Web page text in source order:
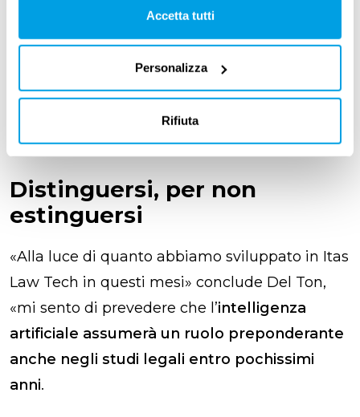
Accetta tutti
Personalizza
Rifiuta
i modelli di intelligenza artificiale utilizzati.
Attualmente siamogià in lavorazione
avanzata di nuove funzionalità
d’anno ci consentiranno di fornire agli avvocati
un prodotto ancora più raffinato».
Distinguersi, per non
estinguersi
«Alla luce di quanto abbiamo sviluppato in Itas
Law Tech in questi mesi» conclude Del Ton,
«mi sento di prevedere che l’intelligenza
artificiale assumerà un ruolo preponderante
anche negli studi legali entro pochissimi
anni.